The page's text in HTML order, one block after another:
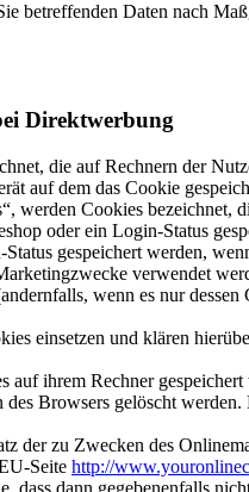
betreffenden Daten nach
Direktwerbung
die auf Rechnern der
auf dem das Cookie
werden Cookies
oder ein Login-Status
gespeichert werden,
verwendet
wenn es nur
einsetzen und klären
auf ihrem Rechner
Browsers gelöscht
der zu Zwecken des
Seite http://
dass dann gegebenenfalls